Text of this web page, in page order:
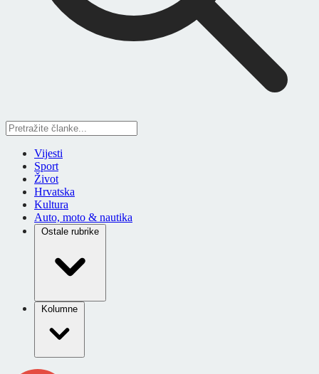
Vijesti
Sport
Život
Hrvatska
Kultura
Auto, moto & nautika
Ostale rubrike
Kolumne